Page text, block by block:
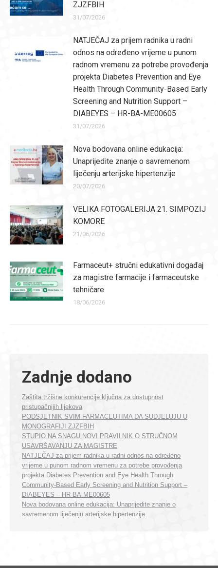
ZJZFBIH
31/07/2026
NATJEČAJ za prijem radnika u radni
odnos na određeno vrijeme u punom
radnom vremenu za potrebe provođenja
projekta Diabetes Prevention and Eye
Health Through Community-Based Early
Screening and Nutrition Support –
DIABEYES – HR-BA-ME00605
31/07/2026
Nova bodovana online edukacija:
Unaprijedite znanje o savremenom
liječenju arterijske hipertenzije
20/07/2026
VELIKA FOTOGALERIJA 21. SIMPOZIJ
KOMORE
21/06/2026
Farmaceut+ stručni edukativni događaj
za magistre farmacije i farmaceutske
tehničare
18/06/2026
Zadnje dodano
Zaštita tržišne konkurencije ključna za dostupnost
pristupačnijih lijekova
PODSJETNIK SVIM FARMACEUTIMA DA SUDJELUJU U
MONOGRAFIJI ZJZFBIH
STUPIO NA SNAGU NOVI PRAVILNIK O STRUČNOM
USAVRŠAVANJU ZA MAGISTRE
NATJEČAJ za prijem radnika u radni odnos na određeno
vrijeme u punom radnom vremenu za potrebe provođenja
projekta Diabetes Prevention and Eye Health Through
Community-Based Early Screening and Nutrition Support –
DIABEYES – HR-BA-ME00605
Nova bodovana online edukacija: Unaprijedite znanje o
savremenom liječenju arterijske hipertenzije